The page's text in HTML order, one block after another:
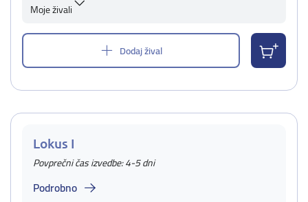
Moje živali
Dodaj žival
Lokus I
Povprečni čas izvedbe: 4-5 dni
Podrobno